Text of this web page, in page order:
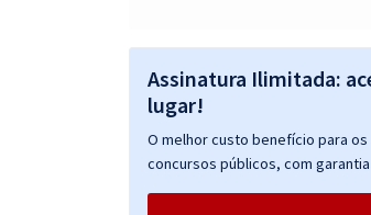
Prefeitura de Ipiaú - BA -
Assinatura Ilimitada:
lugar!
O melhor custo benefício para
concursos públicos, com